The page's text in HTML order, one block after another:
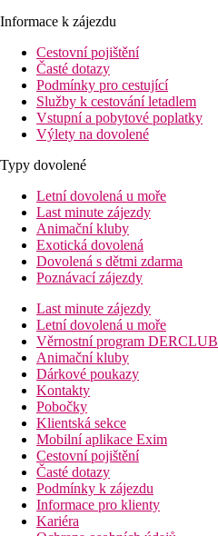
Informace k zájezdu
Cestovní pojištění
Časté dotazy
Podmínky pro cestující
Služby k cestování letadlem
Vstupní a pobytové poplatky
Výlety na dovolené
Typy dovolené
Letní dovolená u moře
Last minute zájezdy
Animační kluby
Exotická dovolená
Dovolená s dětmi zdarma
Poznávací zájezdy
Last minute zájezdy
Letní dovolená u moře
Věrnostní program DERCLUB
Animační kluby
Dárkové poukazy
Kontakty
Pobočky
Klientská sekce
Mobilní aplikace Exim
Cestovní pojištění
Časté dotazy
Podmínky k zájezdu
Informace pro klienty
Kariéra